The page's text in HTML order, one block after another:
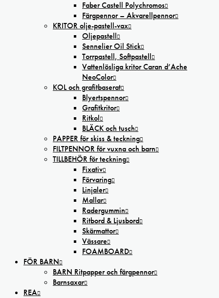
Faber Castell Polychromos
Färgpennor – Akvarellpennor
KRITOR olje-pastell-vax
Oljepastell
Sennelier Oil Stick
Torrpastell, Softpastell
Vattenlösliga kritor Caran d’Ache
NeoColor
KOL och grafitbaserat
Blyertspennor
Grafitkritor
Ritkol
BLÄCK och tusch
PAPPER för skiss & teckning
FILTPENNOR för vuxna och barn
TILLBEHÖR för teckning
Fixativ
Förvaring
Linjaler
Mallar
Radergummin
Ritbord & Ljusbord
Skärmattor
Vässare
FOAMBOARD
FÖR BARN
BARN Ritpapper och färgpennor
Barnsaxar
REA